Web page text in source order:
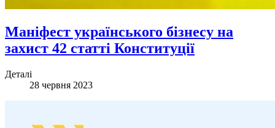
Маніфест українського бізнесу на
захист 42 статті Конституції
Деталі
28 червня 2023